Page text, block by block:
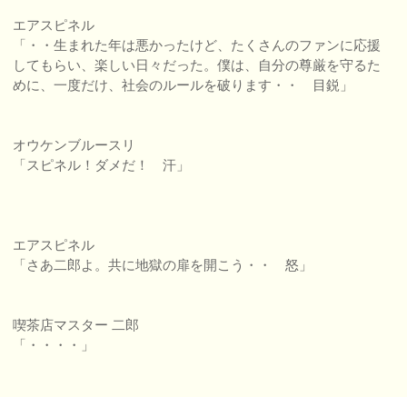
エアスピネル
「・・生まれた年は悪かったけど、たくさんのファンに応援
してもらい、楽しい日々だった。僕は、自分の尊厳を守るた
めに、一度だけ、社会のルールを破ります・・ 目鋭」
オウケンブルースリ
「スピネル！ダメだ！ 汗」
エアスピネル
「さあ二郎よ。共に地獄の扉を開こう・・ 怒」
喫茶店マスター 二郎
「・・・・」